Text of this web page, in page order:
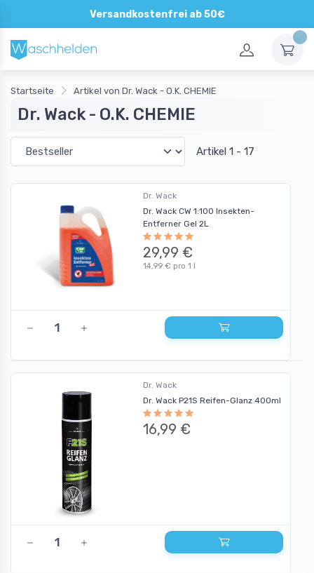
Versandkostenfrei ab 50€
Direkte und persönliche Beratung
Startseite Artikel von Dr. Wack - O.K. CHEMIE
Dr. Wack - O.K. CHEMIE
Artikel 1 - 17
Dr. Wack
Dr. Wack CW 1:100 Insekten-
Entferner Gel 2L
29,99 €
14,99 € pro 1 l
Dr. Wack
Dr. Wack P21S Reifen-Glanz 400ml
16,99 €